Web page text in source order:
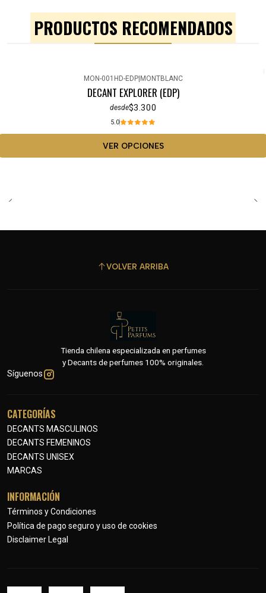
PRODUCTOS RECOMENDADOS
MON-001HD-EDP| MONTBLANC
DECANT EXPLORER (EDP)
desde$3.300
5.0
VER OPCIONES
VOLVER ARRIBA
Tienda chilena especializada en perfumes
y Decants de perfumes 100% originales.
Síguenos
CATEGORÍAS
DECANTS MASCULINOS
DECANTS FEMENINOS
DECANTS UNISEX
MARCAS
INFORMACIÓN
Términos y Condiciones
Política de pago seguro y uso de cookies
Disclaimer Legal